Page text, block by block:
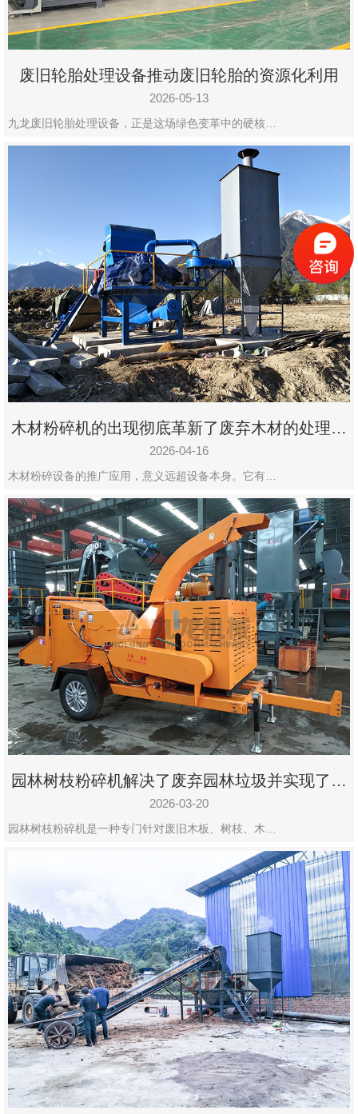
废旧轮胎处理设备推动废旧轮胎的资源化利用
2026-05-13
九龙废旧轮胎处理设备，正是这场绿色变革中的硬核…
木材粉碎机的出现彻底革新了废弃木材的处理模
式
2026-04-16
木材粉碎设备的推广应用，意义远超设备本身。它有…
园林树枝粉碎机解决了废弃园林垃圾并实现了再
利用
2026-03-20
园林树枝粉碎机是一种专门针对废旧木板、树枝、木…